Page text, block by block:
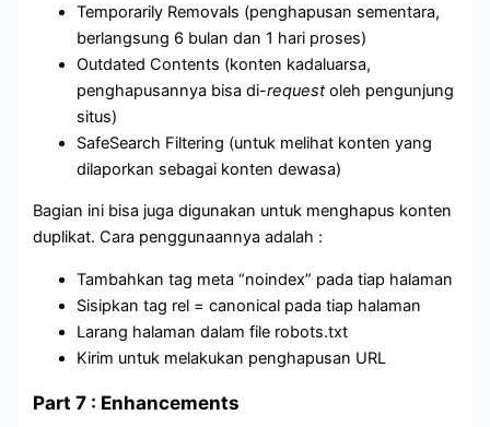
Temporarily Removals (penghapusan sementara,
berlangsung 6 bulan dan 1 hari proses)
Outdated Contents (konten kadaluarsa,
penghapusannya bisa di-requestoleh pengunjung
situs)
SafeSearch Filtering (untuk melihat konten yang
dilaporkan sebagai konten dewasa)
Bagian ini bisa juga digunakan untuk menghapus konten
duplikat. Cara penggunaannya adalah :
Tambahkan tag meta “noindex” pada tiap halaman
Sisipkan tag rel = canonical pada tiap halaman
Larang halaman dalam file robots.txt
Kirim untuk melakukan penghapusan URL
Part 7 : Enhancements